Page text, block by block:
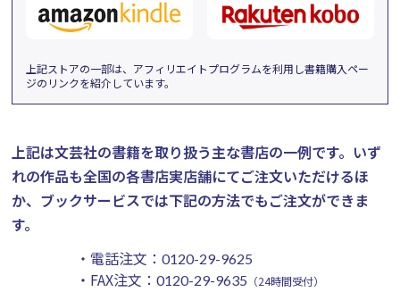
上記ストアの一部は、アフィリエイトプログラムを利用し書籍購入ペー
ジのリンクを紹介しています。
上記は文芸社の書籍を取り扱う主な書店の一例です。 いず
れの作品も全国の各書店実店舗にてご注文いただけるほ
か、ブックサービスでは下記の方法でもご注文ができま
す。
・電話注文： 0120-29-9625
・FAX注文： 0120-29-9635 （24時間受付）